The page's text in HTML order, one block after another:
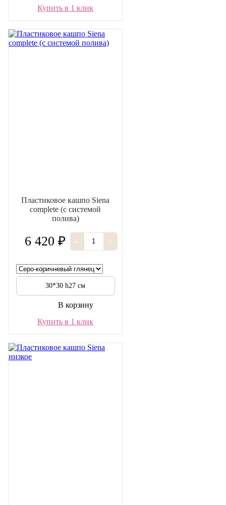
Купить в 1 клик
Пластиковое кашпо Siena
complete (с системой
полива)
6 420 ₽ - +
30*30 h27 см
В корзину
Купить в 1 клик